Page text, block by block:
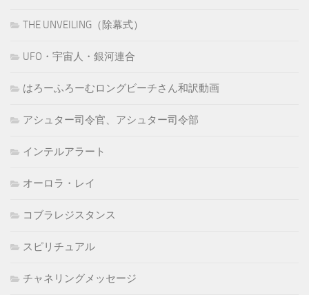
THE UNVEILING（除幕式）
UFO・宇宙人・銀河連合
はろーふろーむロングビーチさん和訳動画
アシュター司令官、アシュター司令部
インテルアラート
オーロラ・レイ
コブラレジスタンス
スピリチュアル
チャネリングメッセージ